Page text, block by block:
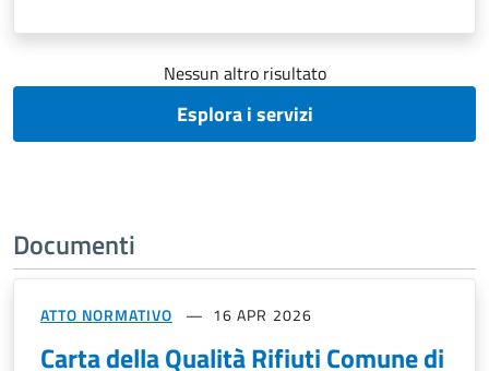
Nessun altro risultato
Esplora i servizi
Documenti
ATTO NORMATIVO 16 APR 2026
Carta della Qualità Rifiuti Comune di